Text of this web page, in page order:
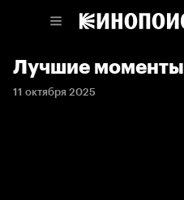
Лучшие моменты
11 октября 2025